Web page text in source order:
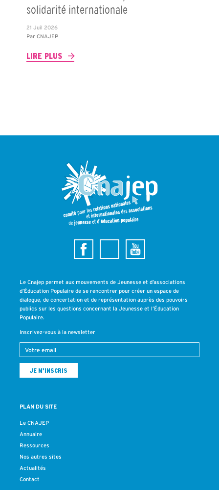
solidarité internationale
21 Juil 2026
Par CNAJEP
LIRE PLUS
Le Cnajep permet aux mouvements de Jeunesse et d’associations
d’Éducation Populaire de se rencontrer pour créer un espace de
dialogue, de concertation et de représentation auprès des pouvoirs
publics sur les questions concernant la Jeunesse et l’Éducation
Populaire.
Inscrivez-vous à la newsletter
PLAN DU SITE
Le CNAJEP
Annuaire
Ressources
Nos autres sites
Actualités
Contact